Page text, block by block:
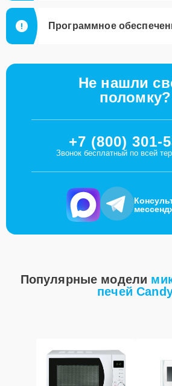
Программное
Не нашли
поломку?
+7 (800) 301-
Звонок бесплатный по всей
Популярные модели
печей